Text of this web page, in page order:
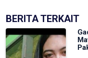
BERITA TERKAIT